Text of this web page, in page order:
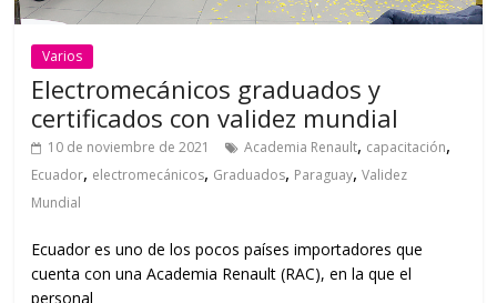
Varios
Electromecánicos graduados y
certificados con validez mundial
10 de noviembre de 2021 Academia Renault, capacitación,
Ecuador, electromecánicos, Graduados, Paraguay,Validez
Mundial
Ecuador es uno de los pocos países importadores que
cuenta con una Academia Renault (RAC), en la que el
personal